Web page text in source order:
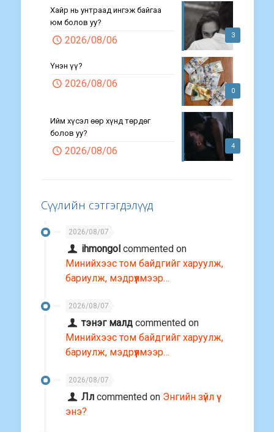
3
Хайр нь унтраад ингэж байгаа
юм болов уу?
2026/08/06
0
Үнэн үү?
2026/08/06
4
Ийм хүсэл өөр хүнд төрдөг
болов уу?
2026/08/06
Сүүлийн сэтгэгдэлүүд
2026/08/07
ihmongol commented on
Минийхээс том байдгийг харуулж,
бариулж, мэдрүүлмээр…
2026/08/07
тэнэг малд commented on
Минийхээс том байдгийг харуулж,
бариулж, мэдрүүлмээр…
2026/08/07
Лл commented on Энгийн зүйл үү
энэ?